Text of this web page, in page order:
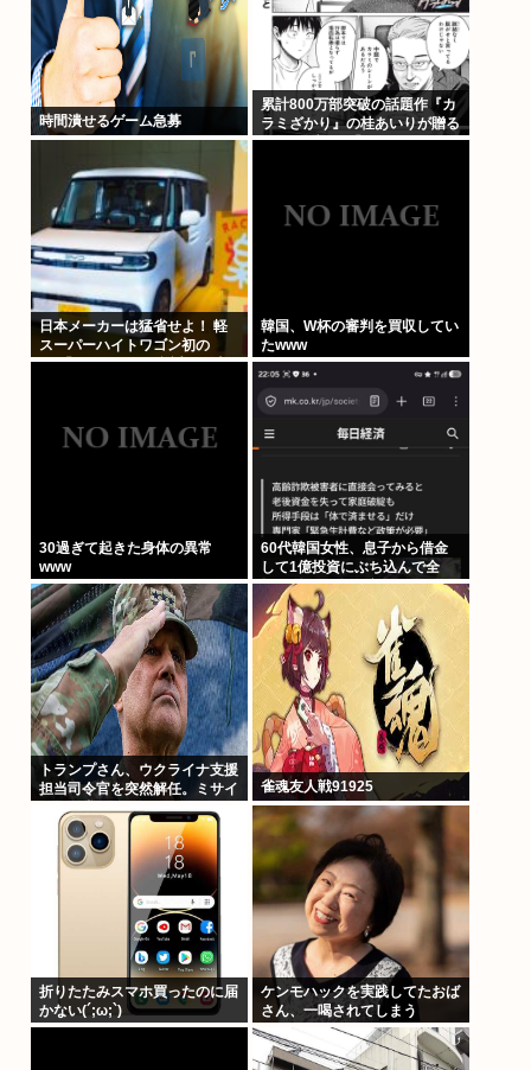
時間潰せるゲーム急募
累計800万部突破の話題作『カ
ラミざかり』の桂あいりが贈る
NTRラブコメ「グラぱら
日本メーカーは猛省せよ！ 軽
スーパーハイトワゴン初の
EV「BYDラッコ」誕生の衝撃
韓国、W杯の審判を買収してい
たwww
30過ぎて起きた身体の異常
www
60代韓国女性、息子から借金
して1億投資にぶち込んで全
損。 体でお金を稼ぎはじめる
人も
トランプさん、ウクライナ支援
担当司令官を突然解任。ミサイ
ルの要求があまりにもしつこす
ぎてブチ切れた模様
雀魂友人戦91925
折りたたみスマホ買ったのに届
かない(´;ω;`)
ケンモハックを実践してたおば
さん、一喝されてしまう